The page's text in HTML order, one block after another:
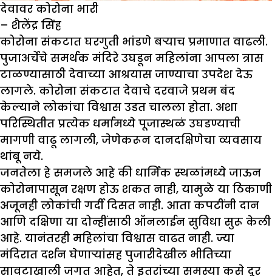
देवावर कोरोना भारी
– शैलेंद्र सिंह
कोरोना संकटात घरगुती भांडणे बऱ्याच प्रमाणात वाढली.
पुजाअर्चेचे समर्थक मंदिरे उघडून महिलांना आपला त्रास
टाळण्यासाठी देवाच्या आश्रयास जाण्याचा उपदेश देऊ
लागले. कोरोना संकटात देवाचे दरवाजे प्रथम बंद
केल्याने लोकांचा विश्वास उडत चालला होता. अशा
परिस्थितीत प्रत्येक धर्मामध्ये पूजास्थळं उघडण्याची
मागणी वाढू लागली, जेणेकरून दानदक्षिणेचा व्यवसाय
थांबू नये.
जनतेला हे समजले आहे की धार्मिक स्थळांमध्ये जाऊन
कोरोनापासून रक्षण होऊ शकत नाही, यामुळे या ठिकाणी
अजूनही लोकांची गर्दी दिसत नाही. आता कपटींनी दान
आणि दक्षिणा या दोन्हींसाठी ऑनलाईन सुविधा सुरू केली
आहे. यानंतरही महिलांचा विश्वास वाढत नाही. ज्या
मंदिरात दर्शन घेणाऱ्यांसह पुजारीदेखील भीतिच्या
सावटाखाली जगत आहेत, ते इतरांच्या समस्या कसे दूर